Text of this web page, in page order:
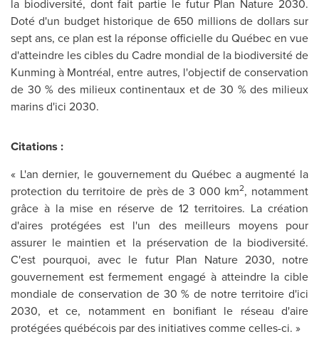
la biodiversité, dont fait partie le futur Plan Nature 2030.
Doté d'un budget historique de 650 millions de dollars sur
sept ans, ce plan est la réponse officielle du Québec en vue
d'atteindre les cibles du Cadre mondial de la biodiversité de
Kunming à Montréal, entre autres, l'objectif de conservation
de 30 % des milieux continentaux et de 30 % des milieux
marins d'ici 2030.
Citations :
« L'an dernier, le gouvernement du Québec a augmenté la
protection du territoire de près de 3 000 km2, notamment
grâce à la mise en réserve de 12 territoires. La création
d'aires protégées est l'un des meilleurs moyens pour
assurer le maintien et la préservation de la biodiversité.
C'est pourquoi, avec le futur Plan Nature 2030, notre
gouvernement est fermement engagé à atteindre la cible
mondiale de conservation de 30 % de notre territoire d'ici
2030, etce, notamment en bonifiant le réseau d'aire
protégées québécois par des initiatives comme celles-ci. »